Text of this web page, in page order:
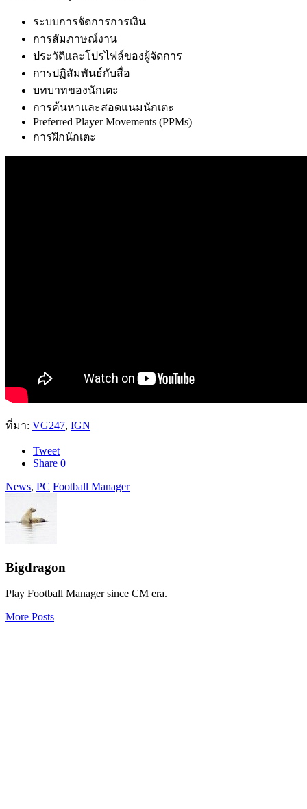
ระบบการจัดการการเงิน
การสัมภาษณ์งาน
ประวัติและโปรไฟล์ของผู้จัดการ
การปฏิสัมพันธ์กับสื่อ
บทบาทของนักเตะ
การค้นหาและสอดแนมนักเตะ
Preferred Player Movements (PPMs)
การฝึกนักเตะ
ที่มา: VG247, IGN
Tweet
Share 0
News, PC Football Manager
Bigdragon
Play Football Manager since CM era.
More Posts